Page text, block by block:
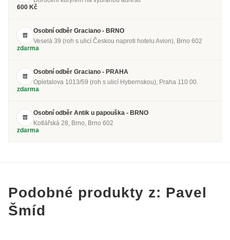
600 Kč
Osobní odběr Graciano - BRNO
Veselá 39 (roh s ulicí Českou naproti hotelu Avion), Brno 602
zdarma
Osobní odběr Graciano - PRAHA
Opletalova 1013/59 (roh s ulicí Hybernskou), Praha 110 00.
zdarma
Osobní odběr Antik u papouška - BRNO
Kotlářská 28, Brno, Brno 602
zdarma
Podobné produkty z: Pavel
Šmíd